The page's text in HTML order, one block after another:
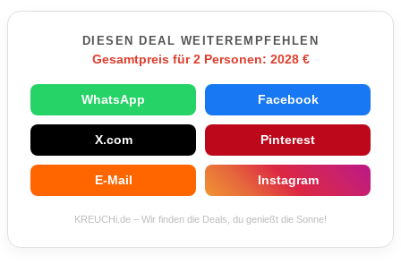
DIESEN DEAL WEITEREMPFEHLEN
Gesamtpreis für 2 Personen: 2028 €
WhatsApp Facebook
X.com Pinterest
E-Mail Instagram
KREUCHi.de – Wir finden die Deals, du genießt die Sonne!